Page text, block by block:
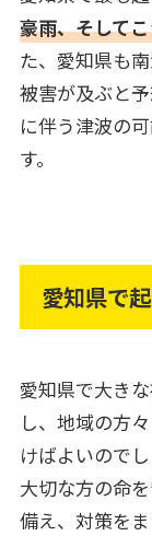
豪雨、そして
た、愛知県も
被害が及ぶと
に伴う津波の
す。
愛知県で
愛知県で大き
し、地域の方
けばよいので
大切な方の命
備え、対策をま